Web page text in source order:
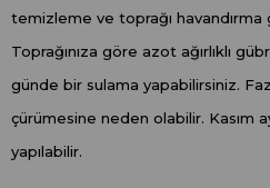
temizleme ve toprağı havandırma
Toprağınıza göre azot ağırlıklı
günde bir sulama yapabilirsiniz.
çürümesine neden olabilir. Kasım
yapılabilir.